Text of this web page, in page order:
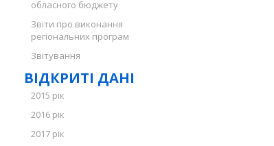
обласного бюджету
Звіти про виконання
регіональних програм
Звітування
ВІДКРИТІ ДАНІ
2015 рік
2016 рік
2017 рік